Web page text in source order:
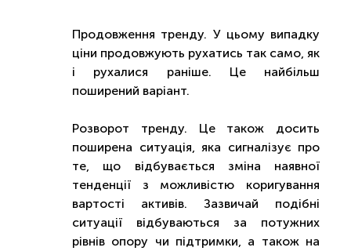
Продовження тренду. У цьому випадку
ціни продовжують рухатись так само, як
і рухалися раніше. Це найбільш
поширений варіант.
Розворот тренду. Це також досить
поширена ситуація, яка сигналізує про
те, що відбувається зміна наявної
тенденції з можливістю коригування
вартості активів. Зазвичай подібні
ситуації відбуваються за потужних
рівнів опору чи підтримки, а також на